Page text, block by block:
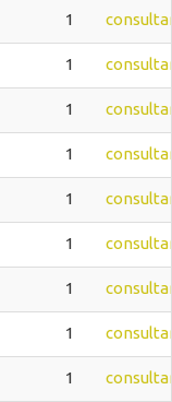
1
1
1
1
1
1
1
1
1